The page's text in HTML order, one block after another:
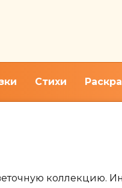
Стихи
коллекцию.